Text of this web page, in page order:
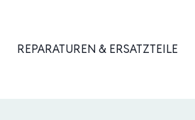
REPARATUREN & ERSATZTEILE